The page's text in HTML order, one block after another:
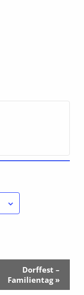
Dorffest –
Familientag »